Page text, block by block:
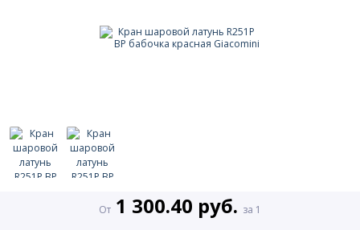
От 1 300.40 руб. за 1